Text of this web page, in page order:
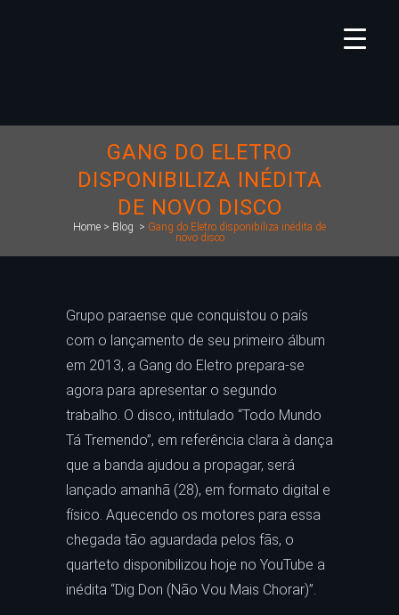
GANG DO ELETRO
DISPONIBILIZA INÉDITA
DE NOVO DISCO
Home > Blog > Gang do Eletro disponibiliza inédita de
novo disco
Grupo paraense que conquistou o país
com o lançamento de seu primeiro álbum
em 2013, a Gang do Eletro prepara-se
agora para apresentar o segundo
trabalho. O disco, intitulado “Todo Mundo
Tá Tremendo”, em referência clara à dança
que a banda ajudou a propagar, será
lançado amanhã (28), em formato digital e
físico. Aquecendo os motores para essa
chegada tão aguardada pelos fãs, o
quarteto disponibilizou hoje no YouTube a
inédita “Dig Don (Não Vou Mais Chorar)”.